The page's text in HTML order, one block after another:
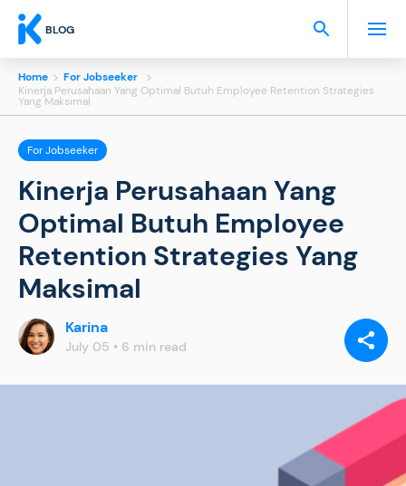
BLOG
Home > For Jobseeker >
Kinerja Perusahaan Yang Optimal Butuh Employee Retention Strategies
Yang Maksimal
For Jobseeker
Kinerja Perusahaan Yang
Optimal Butuh Employee
Retention Strategies Yang
Maksimal
Karina
July 05 • 6 min read
SHARE
VIA: